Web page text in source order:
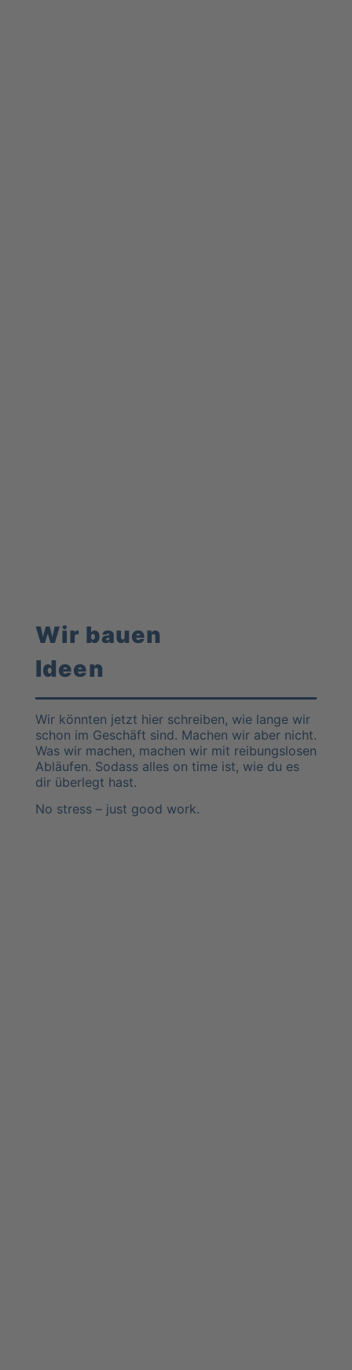
Wir bauen
Ideen
Wir könn­ten jetzt hier schrei­ben, wie lan­ge wir
schon im Geschäft sind. Machen wir aber nicht.
Was wir machen, machen wir mit rei­bungs­lo­sen
Abläu­fen. Sodass alles on time ist, wie du es
dir über­legt hast.
No stress – just good work.